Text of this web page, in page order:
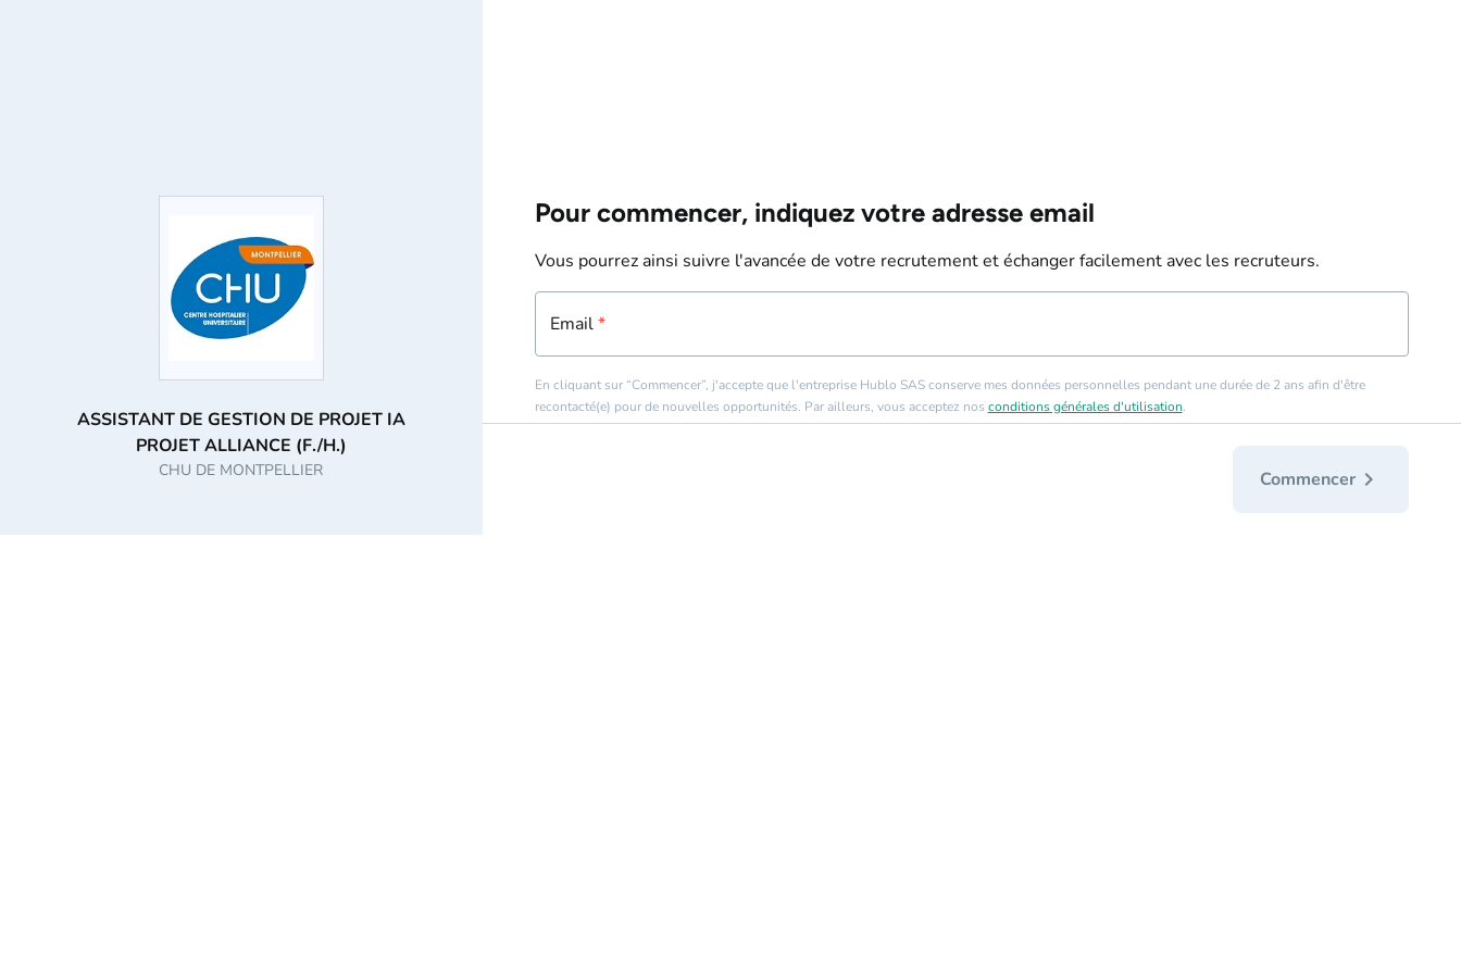
ASSISTANT DE GESTION DE PROJET IA
PROJET ALLIANCE (F./H.)
CHU DE MONTPELLIER
Pour commencer, indiquez votre adresse email
Vous pourrez ainsi suivre l'avancée de votre recrutement et échanger facilement avec les recruteurs.
Email*
En cliquant sur “Commencer”, j'accepte que l'entreprise Hublo SAS conserve mes données personnelles pendant une durée de 2 ans afin d'être
recontacté(e) pour de nouvelles opportunités. Par ailleurs, vous acceptez nos conditions générales d'utilisation.
Commencer chevron_right